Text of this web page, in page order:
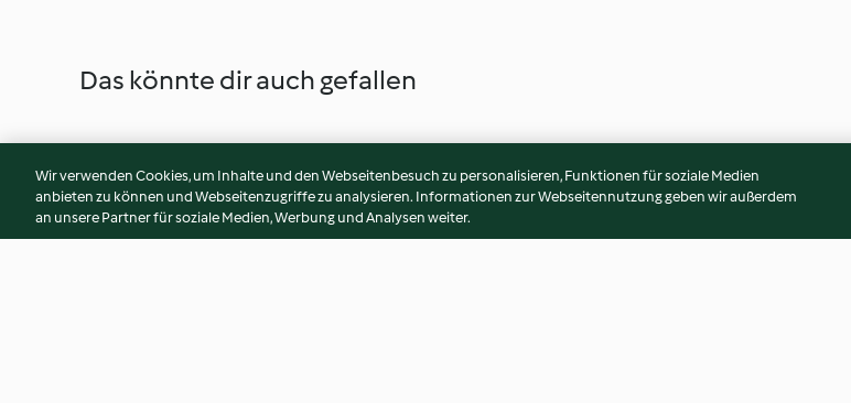
Das könnte dir auch gefallen
Wir verwenden Cookies, um Inhalte und den Webseitenbesuch zu personalisieren, Funktionen für soziale Medien
anbieten zu können und Webseitenzugriffe zu analysieren. Informationen zur Webseitennutzung geben wir außerdem
an unsere Partner für soziale Medien, Werbung und Analysen weiter.